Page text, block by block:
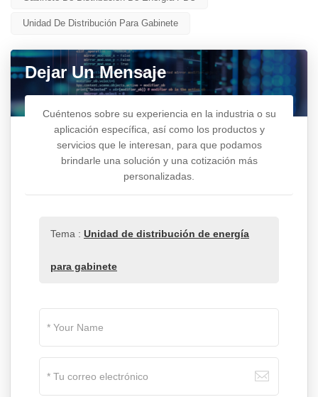
Unidad De Distribución Para Gabinete
Dejar Un Mensaje
Cuéntenos sobre su experiencia en la industria o su
aplicación específica, así como los productos y
servicios que le interesan, para que podamos
brindarle una solución y una cotización más
personalizadas.
Tema : Unidad de distribución de energía
para gabinete